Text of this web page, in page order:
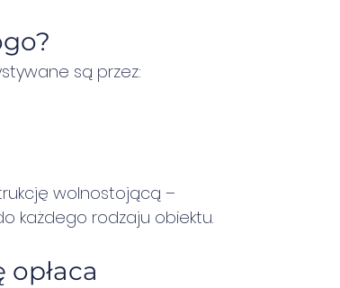
są przez:
wolnostojącą –
każdego rodzaju obiektu.